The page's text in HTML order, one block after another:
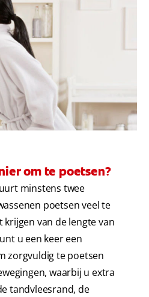
CONTROLE MONDGEZONDHEID
PRODUCTMATCH
om te poetsen?
minstens twee
poetsen veel te
van de lengte van
u een keer een
zorgvuldig te poetsen
waarbij u extra
tandvleesrand, de